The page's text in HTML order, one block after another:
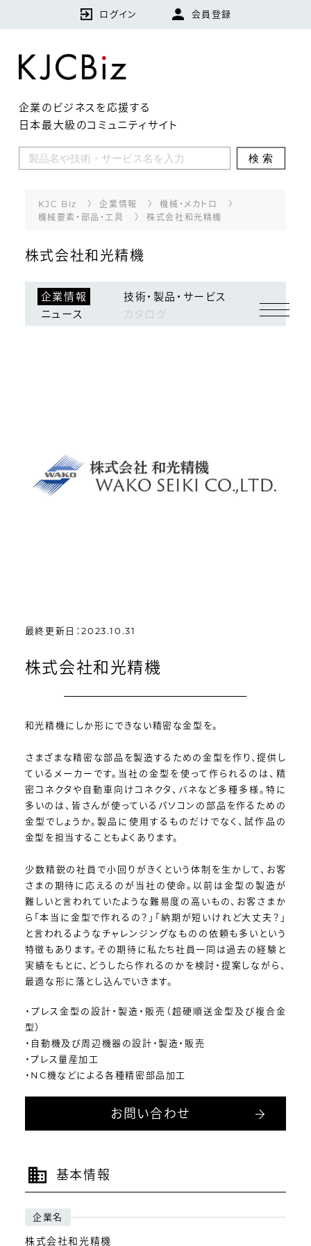
ログイン 会員登録
企業のビジネスを応援する
日本最大級のコミュニティサイト
検索
KJCBizとは
特集
企業
KJC Biz 企業情報
機械・メカトロ
機械要素・部品・工具
株式会社和光精機
株式会社和光精機
企業情報
技術・製品・サービス
ニュース
カタログ
最終更新日：2023.10.31
株式会社和光精機
和光精機にしか形にできない精密な金型を。
さまざまな精密な部品を製造するための金型を作り、提供し
ているメーカーです。当社の金型を使って作られるのは、精
密コネクタや自動車向けコネクタ、バネなど多種多様。特に
多いのは、皆さんが使っているパソコンの部品を作るための
金型でしょうか。製品に使用するものだけでなく、試作品の
金型を担当することもよくあります。
少数精鋭の社員で小回りがきくという体制を生かして、お客
さまの期待に応えるのが当社の使命。以前は金型の製造が
難しいと言われていたような難易度の高いもの、お客さまか
ら「本当に金型で作れるの？」「納期が短いけれど大丈夫？」
と言われるようなチャレンジングなものの依頼も多いという
特徴もあります。その期待に私たち社員一同は過去の経験と
実績をもとに、どうしたら作れるのかを検討・提案しながら、
最適な形に落とし込んでいきます。
・プレス金型の設計・製造・販売（超硬順送金型及び複合金
型）
・自動機及び周辺機器の設計・製造・販売
・プレス量産加工
・NC機などによる各種精密部品加工
お問い合わせ
基本情報
企業名
株式会社和光精機